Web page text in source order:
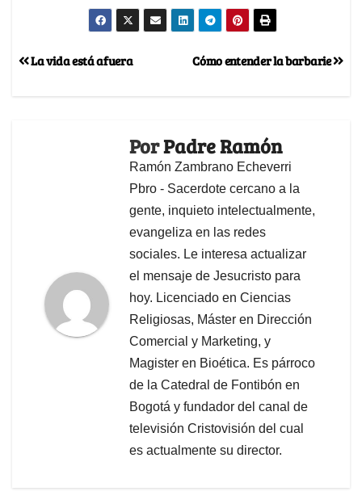
Cómo entender la barbarie
La vida está afuera
PorPadre Ramón
Ramón Zambrano Echeverri
Pbro - Sacerdote cercano a la
gente, inquieto intelectualmente,
evangeliza en las redes
sociales. Le interesa actualizar
el mensaje de Jesucristo para
hoy. Licenciado en Ciencias
Religiosas, Máster en Dirección
Comercial y Marketing, y
Magister en Bioética. Es párroco
de la Catedral de Fontibón en
Bogotá y fundador del canal de
televisión Cristovisión del cual
es actualmente su director.